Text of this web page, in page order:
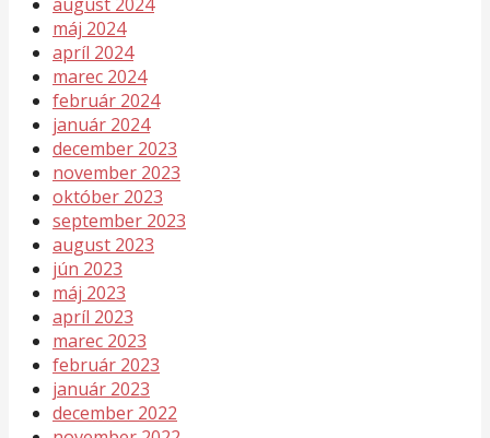
august 2024
máj 2024
apríl 2024
marec 2024
február 2024
január 2024
december 2023
november 2023
október 2023
september 2023
august 2023
jún 2023
máj 2023
apríl 2023
marec 2023
február 2023
január 2023
december 2022